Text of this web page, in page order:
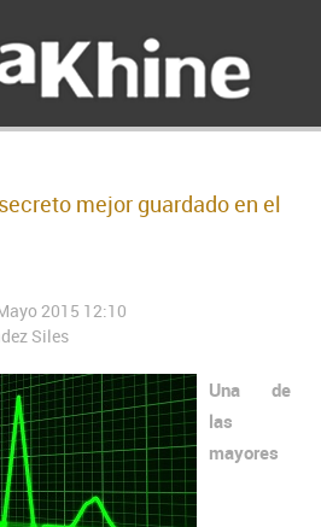
mejor guardado en el
2015 12:10
Siles
Una de
las
mayores